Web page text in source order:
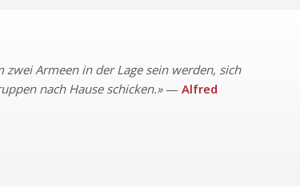
zwei Armeen in der Lage sein werden, sich
nach Hause schicken.»— Alfred